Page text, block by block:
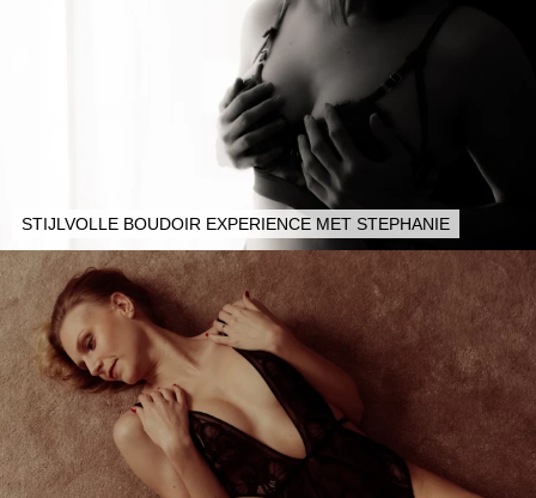
STIJLVOLLE BOUDOIR EXPERIENCE MET STEPHANIE